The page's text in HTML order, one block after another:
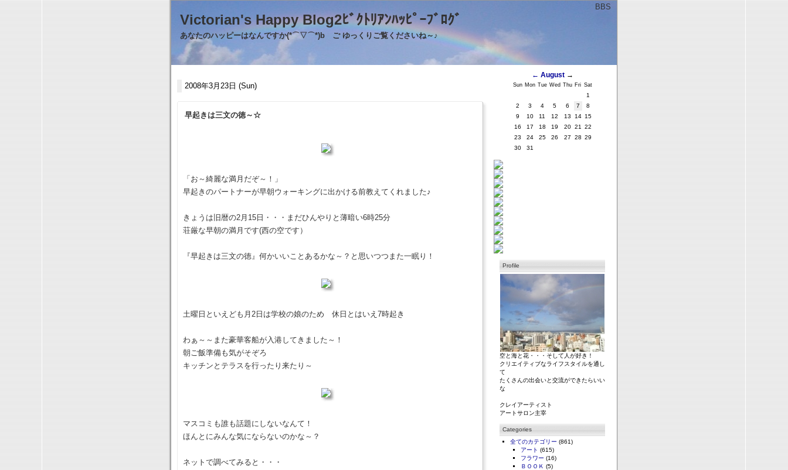
BBS
Victorian's Happy Blog2ﾋﾞｸﾄﾘｱﾝﾊｯﾋﾟｰﾌﾞﾛｸﾞ
あなたのハッピーはなんですか(*⌒▽⌒*)b ご ゆっくりご覧くださいね～♪
2008年3月23日 (Sun)
早起きは三文の徳～☆
「お～綺麗な満月だぞ～！」
早起きのパートナーが早朝ウォーキングに出かける前教えてくれました♪
きょうは旧暦の2月15日・・・まだひんやりと薄暗い6時25分
荘厳な早朝の満月です(西の空です）
『早起きは三文の徳』何かいいことあるかな～？と思いつつまた一眠り！
土曜日といえども月2日は学校の娘のため 休日とはいえ7時起き
わぁ～～また豪華客船が入港してきました～！
朝ご飯準備も気がそぞろ
キッチンとテラスを行ったり来たり～
マスコミも誰も話題にしないなんて！
ほんとにみんな気にならないのかな～？
ネットで調べてみると・・・
← August→
Sun Mon Tue Wed Thu Fri Sat
1
2
3 4 5 6 7
8
9
10 11 12 13 14 15
16
17 18 19 20 21
22
23
24 25 26 27 28 29
30
31
Profile
空と海と花・・・そして人が好き！
クリエイティブなライフスタイルを通し
て
たくさんの出会いと交流ができたらいい
な
クレイアーティスト
アートサロン主宰
Categories
全てのカテゴリー (861)
アート (615)
フラワー (16)
ＢＯＯＫ (5)